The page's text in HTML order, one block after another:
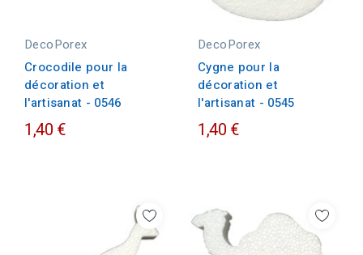
DecoPorex
Crocodile pour la
décoration et
l'artisanat - 0546
1,40 €
DecoPorex
Cygne pour la
décoration et
l'artisanat - 0545
1,40 €